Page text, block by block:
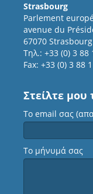
Strasbourg
Parlement
avenue du
67070
Τηλ.: +33 (0) 3 88
Fax: +33 (0) 3 88
Στείλτε
Το email σας
Το μήνυμά σας